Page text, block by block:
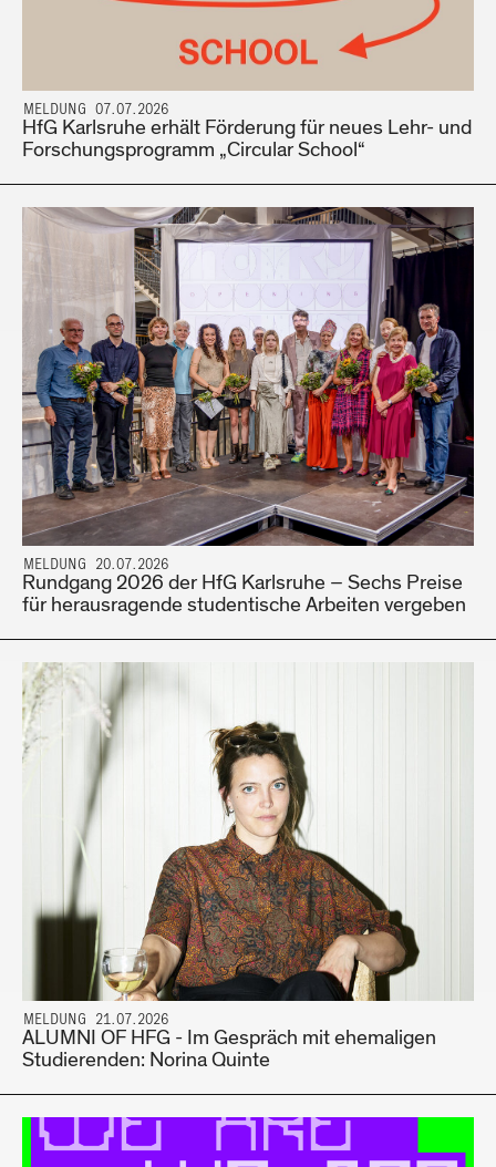
MELDUNG 07.07.2026
HfG Karlsruhe erhält Förderung für neues Lehr- und
Forschungsprogramm „Circular School“
MELDUNG 20.07.2026
Rundgang 2026 der HfG Karlsruhe – Sechs Preise
für herausragende studentische Arbeiten vergeben
MELDUNG 21.07.2026
ALUMNI OF HFG - Im Gespräch mit ehemaligen
Studierenden: Norina Quinte